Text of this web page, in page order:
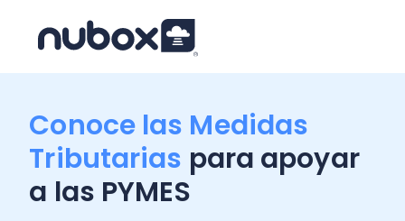
Conoce las Medidas
Tributarias para apoyar
a las PYMES